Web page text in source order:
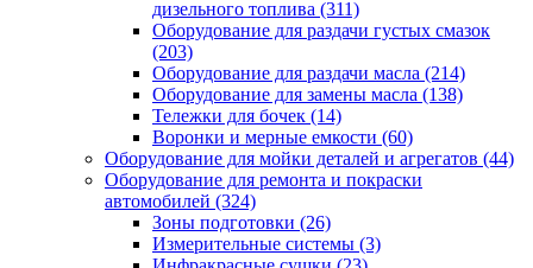
дизельного топлива (311)
Оборудование для раздачи густых смазок
(203)
Оборудование для раздачи масла (214)
Оборудование для замены масла (138)
Тележки для бочек (14)
Воронки и мерные емкости (60)
Оборудование для мойки деталей и агрегатов (44)
Оборудование для ремонта и покраски
автомобилей (324)
Зоны подготовки (26)
Измерительные системы (3)